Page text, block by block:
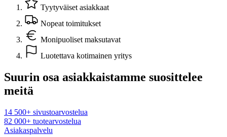
Tyytyväiset asiakkaat
Nopeat toimitukset
Monipuoliset maksutavat
Luotettava kotimainen yritys
Suurin osa asiakkaistamme suosittelee
meitä
14 500+ sivustoarvostelua
82 000+ tuotearvostelua
Asiakaspalvelu